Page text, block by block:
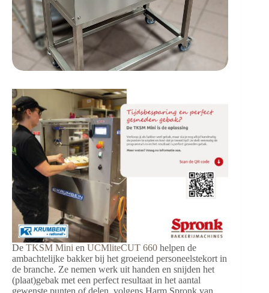
De TKSM Mini en UCMliteCUT 660 helpen de
ambachtelijke bakker bij het groeiend personeelstekort in
de branche. Ze nemen werk uit handen en snijden het
(plaat)gebak met een perfect resultaat in het aantal
gewenste punten of delen, volgens Harm Spronk van